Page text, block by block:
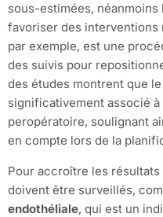
sous-estimées,
favoriser des interventions
par exemple, est une
des suivis pour
des études montrent que
significativement associé à
peropératoire, soulignant
en compte lors de la
Pour accroître les
doivent être surveillés,
endothéliale, qui est un